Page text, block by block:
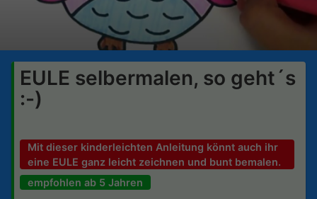
EULE selbermalen, so geht´s
:-)
Mit dieser kinderleichten Anleitung könnt auch ihr
eine EULE ganz leicht zeichnen und bunt bemalen.
empfohlen ab 5 Jahren